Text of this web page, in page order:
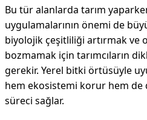
Bu tür alanlarda tarım
uygulamalarının önemi de
biyolojik çeşitliliği artırmak ve
bozmamak için tarımcıların
gerekir. Yerel bitki örtüsüyle
hem ekosistemi korur hem de
süreci sağlar.